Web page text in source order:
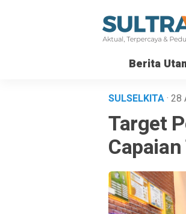
Berita
SULSELKITA·
Target